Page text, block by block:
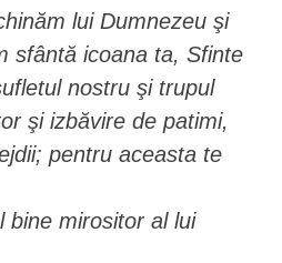
lui Dumnezeu şi
sfântă icoana ta, Sfinte
nostru şi trupul
şi izbăvire de patimi,
pentru aceasta te
bine mirositor al lui